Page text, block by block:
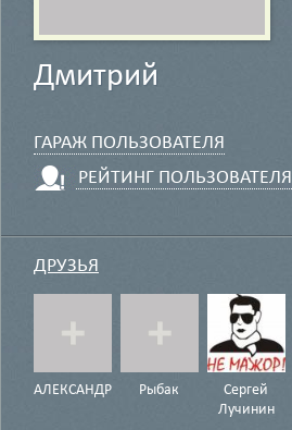
Дмитрий
ГАРАЖ ПОЛЬЗОВАТЕЛЯ
РЕЙТИНГ ПОЛЬЗОВАТЕЛЯ
ДРУЗЬЯ
АЛЕКСАНДР Рыбак
Сергей
Лучинин